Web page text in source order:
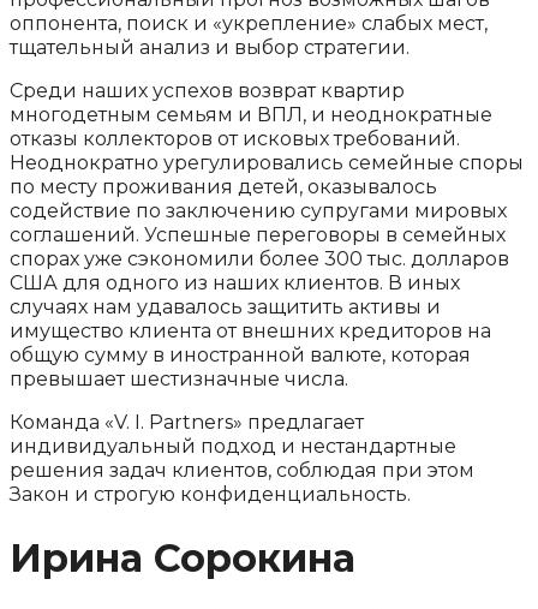
оппонента, поиск и «укрепление» слабых мест,
тщательный анализ и выбор стратегии.
Среди наших успехов возврат квартир
многодетным семьям и ВПЛ, и неоднократные
отказы коллекторов от исковых требований.
Неоднократно урегулировались семейные споры
по месту проживания детей, оказывалось
содействие по заключению супругами мировых
соглашений. Успешные переговоры в семейных
спорах уже сэкономили более 300 тыс. долларов
США для одного из наших клиентов. В иных
случаях нам удавалось защитить активы и
имущество клиента от внешних кредиторов на
общую сумму в иностранной валюте, которая
превышает шестизначные числа.
Команда «V. I. Partners» предлагает
индивидуальный подход и нестандартные
решения задач клиентов, соблюдая при этом
Закон и строгую конфиденциальность.
Ирина Сорокина